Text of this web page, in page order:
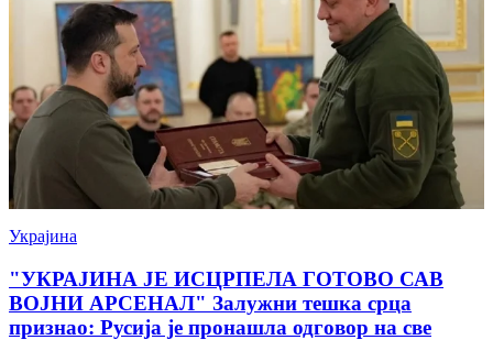
Украјина
"УКРАЈИНА ЈЕ ИСЦРПЕЛА ГОТОВО САВ
ВОЈНИ АРСЕНАЛ" Залужни тешка срца
признао: Русија је пронашла одговор на све